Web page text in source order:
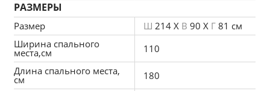
Экологичность и гипоаллергенность — все
материалы безопасны для здоровья, подходят для
детей и аллергиков. Материалы имеют
противогрибковую и антибактериальную
обработку.
РАЗМЕРЫ
Размер Ш 214 X В 90 X Г 81 см
Ширина спального
места,см
110
Длина спального места,
см
180